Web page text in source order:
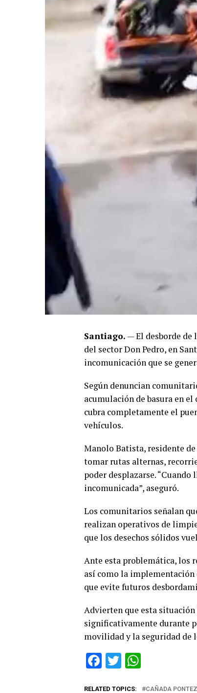
Santiago. — El desborde de
del sector Don Pedro, en
incomunicación que se
Según denuncian
acumulación de basura en el
cubra completamente el
vehículos.
Manolo Batista, residente
tomar rutas alternas,
poder desplazarse.
incomunicada”, aseguró.
Los comunitarios señalan
realizan operativos de
que los desechos sólidos
Ante esta problemática, los
así como la implementación
que evite futuros
Advierten que esta situación
significativamente durante
movilidad y la seguridad de
Facebook
Twitter
RELATED TOPICS: CAÑADA